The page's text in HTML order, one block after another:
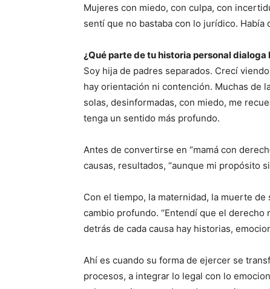
Mujeres con miedo, con culpa, con
sentí que no bastaba con lo jurídico. Había
¿Qué parte de tu historia personal
Soy hija de padres separados. Crecí
hay orientación ni contención. Muchas de
solas, desinformadas, con miedo, me
tenga un sentido más profundo.
Antes de convertirse en “mamá con
causas, resultados, “aunque mi propósito
Con el tiempo, la maternidad, la muerte
cambio profundo. “Entendí que el
detrás de cada causa hay historias,
Ahí es cuando su forma de ejercer se
procesos, a integrar lo legal con lo